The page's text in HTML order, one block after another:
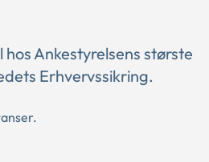
Ankestyrelsens største
Erhvervssikring.